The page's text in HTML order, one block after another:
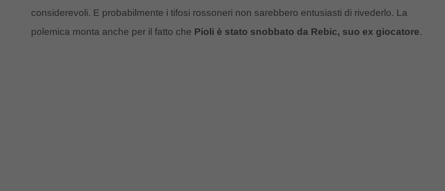
considerevoli. E probabilmente i tifosi rossoneri non sarebbero entusiasti di rivederlo. La
polemica monta anche per il fatto che Pioli è stato snobbato da Rebic, suo ex giocatore.